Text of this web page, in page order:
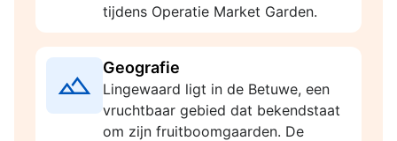
tijdens Operatie Market Garden.
Geografie
Lingewaard ligt in de Betuwe, een
vruchtbaar gebied dat bekendstaat
om zijn fruitboomgaarden. De